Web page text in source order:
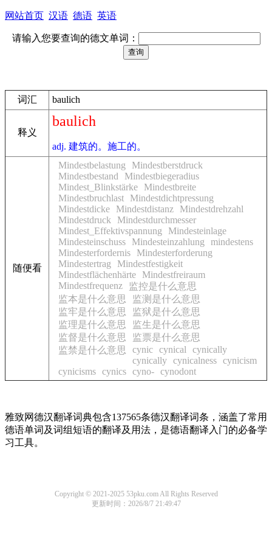
网站首页 汉语 德语 英语
请输入您要查询的德文单词：
词汇 baulich
释义
baulich
adj. 建筑的。施工的。
随便看
Mindestbelastung
Mindestberstdruck
Mindestbestand
Mindestbiegeradius
Mindest_Blinkstärke
Mindestbreite
Mindestbruchlast
Mindestdichtpressung
Mindestdicke
Mindestdistanz
Mindestdrehzahl
Mindestdruck
Mindestdurchmesser
Mindest_Effektivspannung
Mindesteinlage
Mindesteinschuss
Mindesteinzahlung
mindestens
Mindesterfordernis
Mindesterforderung
Mindestertrag
Mindestfestigkeit
Mindestflächenhärte
Mindestfreiraum
Mindestfrequenz
监控是什么意思
监本是什么意思
监测是什么意思
监牢是什么意思
监狱是什么意思
监理是什么意思
监生是什么意思
监督是什么意思
监票是什么意思
监禁是什么意思
cynic cynical
cynically
cynically cynicalness cynicism
cynicisms cynics cyno- cynodont
雅致网德汉翻译词典包含137565条德汉翻译词条，涵盖了常用
德语单词及词组短语的翻译及用法，是德语翻译入门的必备学
习工具。
Copyright © 2021-2025 53pku.com All Rights Reserved
更新时间：2026/8/7 21:49:47